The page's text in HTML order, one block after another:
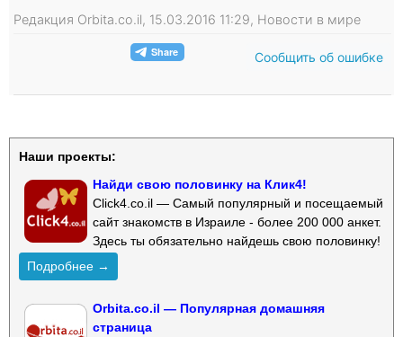
Редакция Orbita.co.il, 15.03.2016 11:29, Новости в мире
Сообщить об ошибке
Наши проекты:
Найди свою половинку на Клик4!
Click4.co.il — Самый популярный и посещаемый
сайт знакомств в Израиле - более 200 000 анкет.
Здесь ты обязательно найдешь свою половинку!
Подробнее →
Orbita.co.il — Популярная домашняя
страница